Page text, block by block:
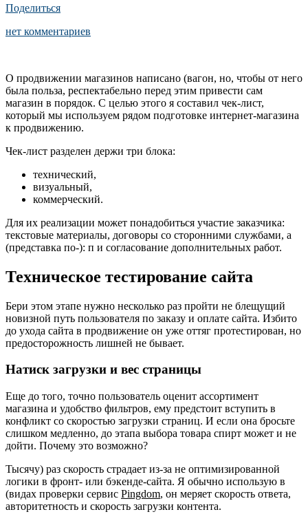
Поделиться
нет комментариев
О продвижении магазинов написано (вагон, но, чтобы от него
была польза, респектабельно перед этим привести сам
магазин в порядок. С целью этого я составил чек-лист,
который мы используем рядом подготовке интернет-магазина
к продвижению.
Чек-лист разделен держи три блока:
технический,
визуальный,
коммерческий.
Для их реализации может понадобиться участие заказчика:
текстовые материалы, договоры со сторонними службами, а
(представка по-): п и согласование дополнительных работ.
Техническое тестирование сайта
Бери этом этапе нужно несколько раз пройти не блещущий
новизной путь пользователя по заказу и оплате сайта. Избито
до ухода сайта в продвижение он уже оттяг протестирован, но
предосторожность лишней не бывает.
Натиск загрузки и вес страницы
Еще до того, точно пользователь оценит ассортимент
магазина и удобство фильтров, ему предстоит вступить в
конфликт со скоростью загрузки страниц. И если она бросьте
слишком медленно, до этапа выбора товара спирт может и не
дойти. Почему это возможно?
Тысячу) раз скорость страдает из-за не оптимизированной
логики в фронт- или бэкенде-сайта. Я обычно использую в
(видах проверки сервис Pingdom, он меряет скорость ответа,
авторитетность и скорость загрузки контента.